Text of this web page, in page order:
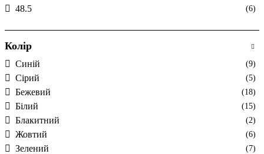
48.5 (6)
Колір
Cиній (9)
Cірий (5)
Бежевий (18)
Білий (15)
Блакитний (2)
Жовтий (6)
Зелений (7)